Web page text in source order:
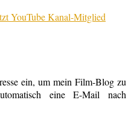
ein, um mein Film-Blog zu
eine E-Mail nach